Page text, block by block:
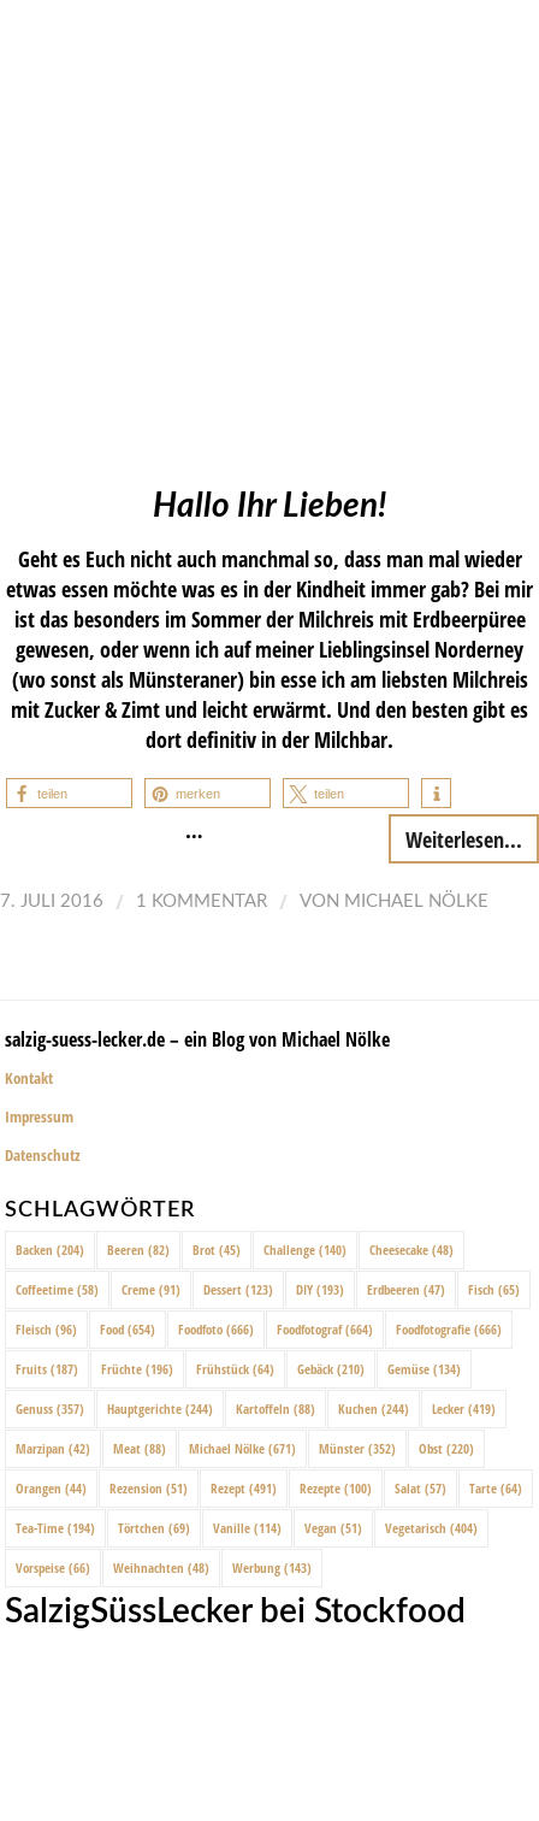
Hallo Ihr Lieben!
Geht es Euch nicht auch manchmal so, dass man mal wieder
etwas essen möchte was es in der Kindheit immer gab? Bei mir
ist das besonders im Sommer der Milchreis mit Erdbeerpüree
gewesen, oder wenn ich auf meiner Lieblingsinsel Norderney
(wo sonst als Münsteraner) bin esse ich am liebsten Milchreis
mit Zucker & Zimt und leicht erwärmt. Und den besten gibt es
dort definitiv in der Milchbar.
teilen merken teilen
… Weiterlesen...
7. JULI 2016 / 1 KOMMENTAR / VON MICHAEL NÖLKE
salzig-suess-lecker.de – ein Blog von Michael Nölke
Kontakt
Impressum
Datenschutz
SCHLAGWÖRTER
Backen (204) Beeren (82) Brot (45) Challenge (140) Cheesecake (48)
Coffeetime (58) Creme (91) Dessert (123) DIY (193) Erdbeeren (47) Fisch (65)
Fleisch (96) Food (654) Foodfoto (666) Foodfotograf(664) Foodfotografie (666)
Fruits (187) Früchte (196) Frühstück (64) Gebäck (210) Gemüse (134)
Genuss (357) Hauptgerichte (244) Kartoffeln (88) Kuchen (244) Lecker (419)
Marzipan (42) Meat (88) Michael Nölke (671) Münster (352) Obst (220)
Orangen (44) Rezension (51) Rezept (491) Rezepte (100) Salat (57) Tarte (64)
Tea-Time (194) Törtchen (69) Vanille (114) Vegan (51) Vegetarisch (404)
Vorspeise (66) Weihnachten (48) Werbung (143)
SalzigSüssLecker bei Stockfood